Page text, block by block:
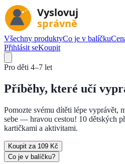
Všechny produktyCo je v balíčku
Přihlásit seKoupit
Pro děti 4–7 let
Příběhy, které učí
Pomozte svému dítěti lépe vyprávět,
sebe — hravou cestou! 10 dětských
kartičkami a aktivitami.
Koupit za 109 Kč
Co je v balíčku?